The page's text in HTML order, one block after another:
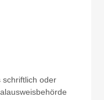
schriftlich oder